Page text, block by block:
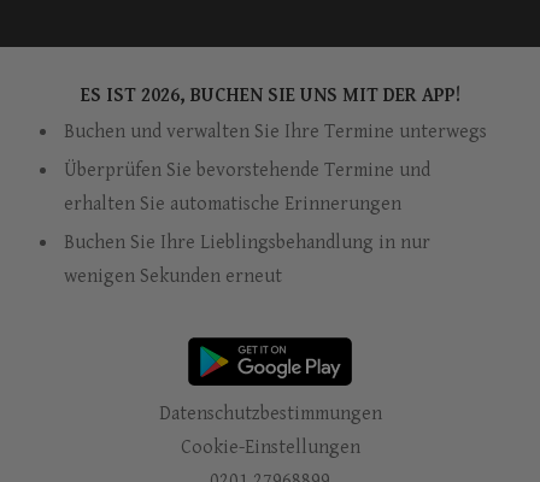
ES IST 2026, BUCHEN SIE UNS MIT DER APP!
Buchen und verwalten Sie Ihre Termine unterwegs
Überprüfen Sie bevorstehende Termine und
erhalten Sie automatische Erinnerungen
Buchen Sie Ihre Lieblingsbehandlung in nur
wenigen Sekunden erneut
Datenschutzbestimmungen
Cookie-Einstellungen